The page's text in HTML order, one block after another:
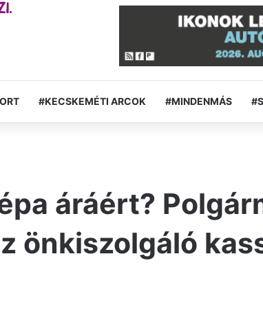
#KECSKEMÉTI ARCOK #MINDENMÁS
áráért?
önkiszolgáló